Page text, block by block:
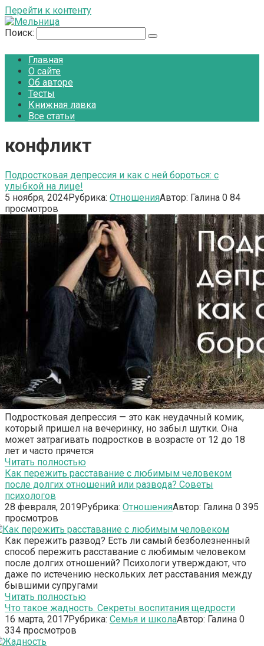
Перейти к контенту
Поиск:
Главная
О сайте
Об авторе
Тесты
Книжная лавка
Все статьи
конфликт
Подростковая депрессия и как с ней бороться: с
улыбкой на лице!
5 ноября, 2024Рубрика: ОтношенияАвтор: Галина 0 84
просмотров
Подростковая депрессия — это как неудачный комик,
который пришел на вечеринку, но забыл шутки. Она
может затрагивать подростков в возрасте от 12 до 18
лет и часто прячется
Читать полностью
Как пережить расставание с любимым человеком
после долгих отношений или развода? Советы
психологов
28 февраля, 2019Рубрика: ОтношенияАвтор: Галина 0 395
просмотров
Как пережить развод? Есть ли самый безболезненный
способ пережить расставание с любимым человеком
после долгих отношений? Психологи утверждают, что
даже по истечению нескольких лет расставания между
бывшими супругами
Читать полностью
Что такое жадность. Секреты воспитания щедрости
16 марта, 2017Рубрика: Семья и школаАвтор: Галина 0
334 просмотров